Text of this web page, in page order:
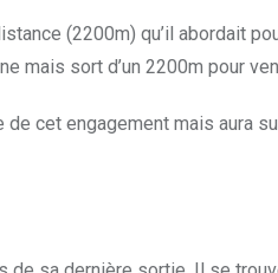
(2200m) qu’il abordait
mais sort d’un 2200m pour
cet engagement mais